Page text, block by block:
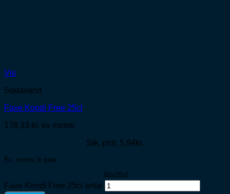
Vis
Sodavand
Faxe Kondi Free 25cl
178,33 kr. ex moms
Stk. pris: 5,94kr.
Ex. moms & pant
30x25cl
Faxe Kondi Free 25cl antal